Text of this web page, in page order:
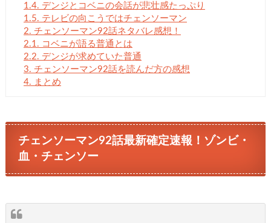
1.4. デンジとコベニの会話が悲壮感たっぷり
1.5. テレビの向こうではチェンソーマン
2. チェンソーマン92話ネタバレ感想！
2.1. コベニが語る普通とは
2.2. デンジが求めていた普通
3. チェンソーマン92話を読んだ方の感想
4. まとめ
チェンソーマン92話最新確定速報！ゾンビ・
血・チェンソー